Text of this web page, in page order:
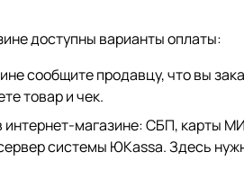
доступны варианты оплаты:
сообщите продавцу, что вы
товар и чек.
магазине: СБП, карты
системы ЮKassa. Здесь